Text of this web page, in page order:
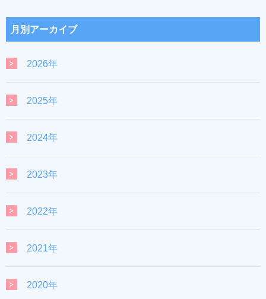
月別アーカイブ
2026年
2025年
2024年
2023年
2022年
2021年
2020年